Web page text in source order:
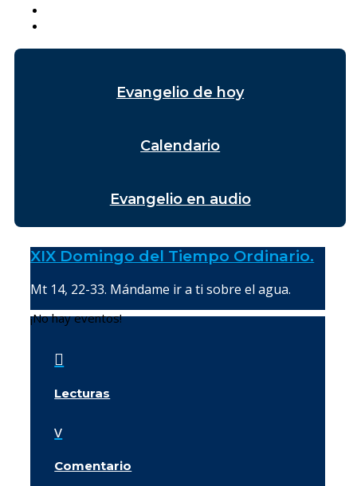
Evangelio de hoy
Calendario
Evangelio en audio
XIX Domingo del Tiempo Ordinario.
Mt 14, 22-33. Mándame ir a ti sobre el agua.
¡No hay eventos!

Lecturas
v
Comentario